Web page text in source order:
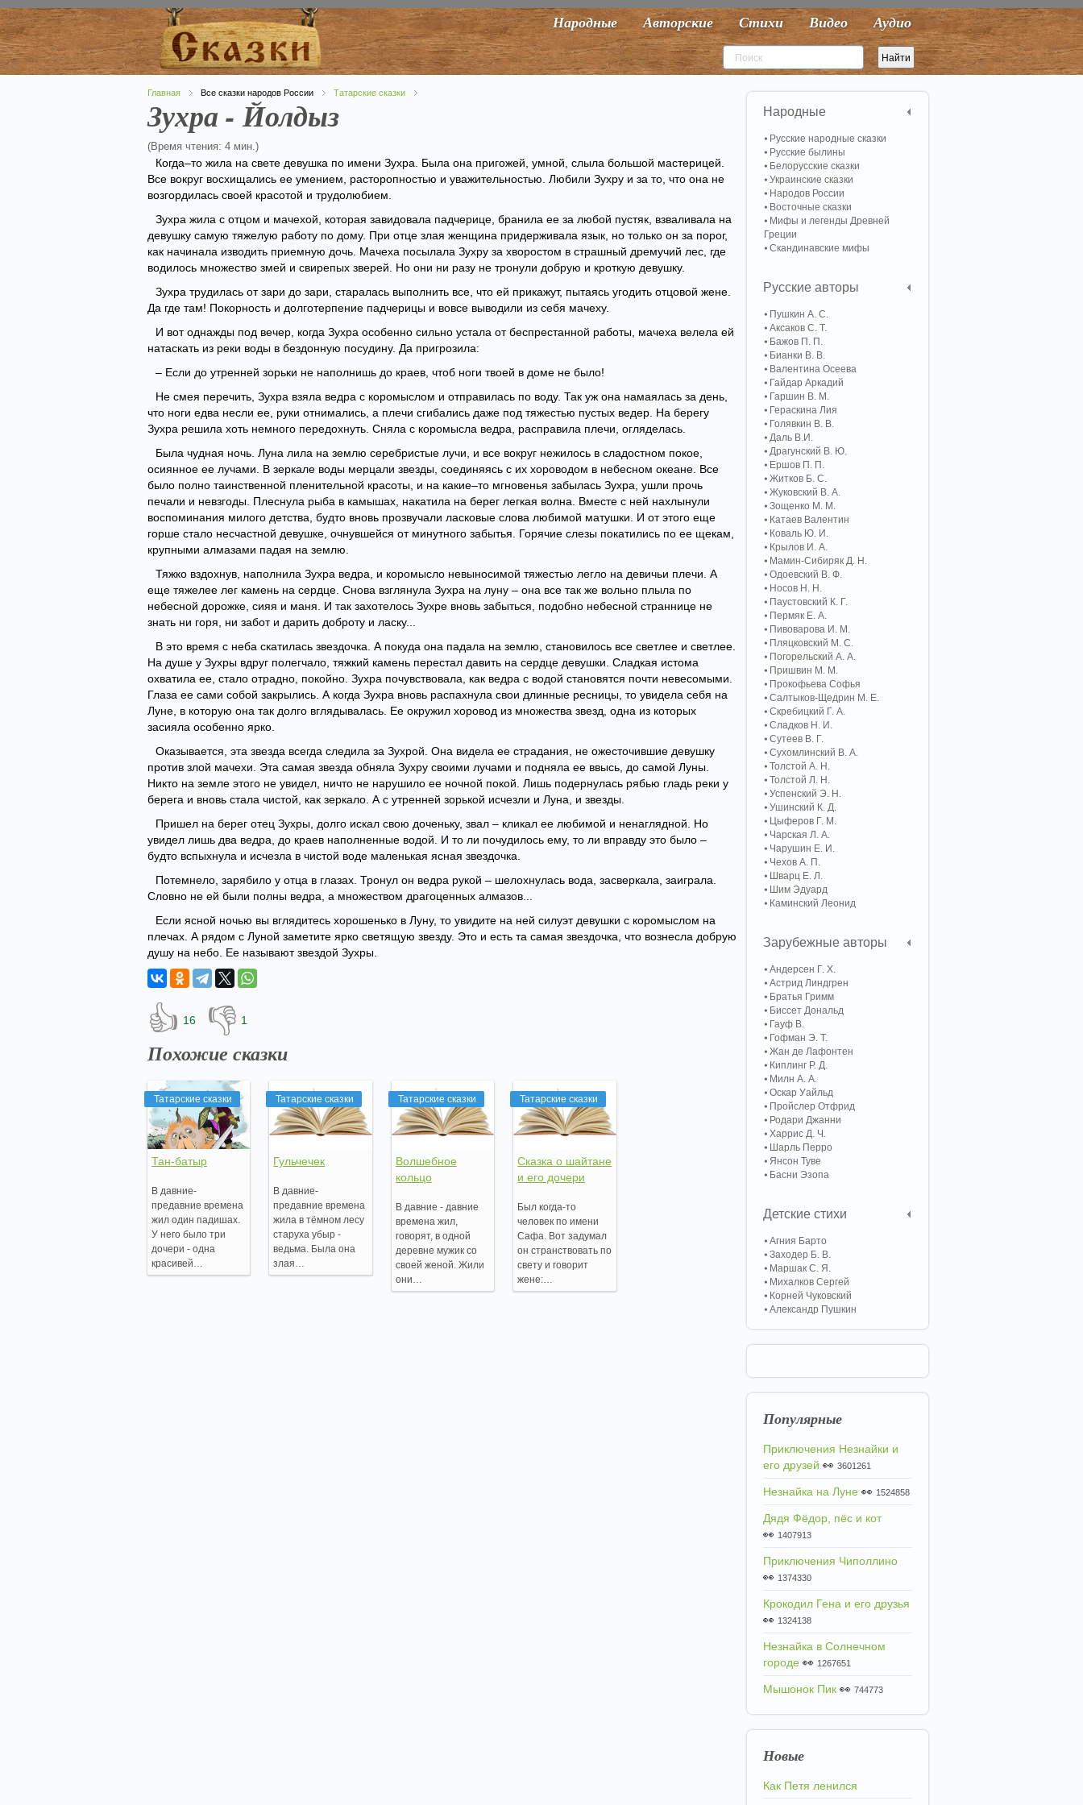
Народные Авторские Стихи Видео Аудио
Главная Все сказки народов России Татарские сказки
Зухра - Йолдыз
(Время чтения: 4 мин.)
Когда–то жила на свете девушка по имени Зухра. Была она пригожей, умной, слыла большой мастерицей.
Все вокруг восхищались ее умением, расторопностью и уважительностью. Любили Зухру и за то, что она не
возгордилась своей красотой и трудолюбием.
Зухра жила с отцом и мачехой, которая завидовала падчерице, бранила ее за любой пустяк, взваливала на
девушку самую тяжелую работу по дому. При отце злая женщина придерживала язык, но только он за порог,
как начинала изводить приемную дочь. Мачеха посылала Зухру за хворостом в страшный дремучий лес, где
водилось множество змей и свирепых зверей. Но они ни разу не тронули добрую и кроткую девушку.
Зухра трудилась от зари до зари, старалась выполнить все, что ей прикажут, пытаясь угодить отцовой жене.
Да где там! Покорность и долготерпение падчерицы и вовсе выводили из себя мачеху.
И вот однажды под вечер, когда Зухра особенно сильно устала от беспрестанной работы, мачеха велела ей
натаскать из реки воды в бездонную посудину. Да пригрозила:
– Если до утренней зорьки не наполнишь до краев, чтоб ноги твоей в доме не было!
Не смея перечить, Зухра взяла ведра с коромыслом и отправилась по воду. Так уж она намаялась за день,
что ноги едва несли ее, руки отнимались, а плечи сгибались даже под тяжестью пустых ведер. На берегу
Зухра решила хоть немного передохнуть. Сняла с коромысла ведра, расправила плечи, огляделась.
Была чудная ночь. Луна лила на землю серебристые лучи, и все вокруг нежилось в сладостном покое,
осиянное ее лучами. В зеркале воды мерцали звезды, соединяясь с их хороводом в небесном океане. Все
было полно таинственной пленительной красоты, и на какие–то мгновенья забылась Зухра, ушли прочь
печали и невзгоды. Плеснула рыба в камышах, накатила на берег легкая волна. Вместе с ней нахлынули
воспоминания милого детства, будто вновь прозвучали ласковые слова любимой матушки. И от этого еще
горше стало несчастной девушке, очнувшейся от минутного забытья. Горячие слезы покатились по ее щекам,
крупными алмазами падая на землю.
Тяжко вздохнув, наполнила Зухра ведра, и коромысло невыносимой тяжестью легло на девичьи плечи. А
еще тяжелее лег камень на сердце. Снова взглянула Зухра на луну – она все так же вольно плыла по
небесной дорожке, сияя и маня. И так захотелось Зухре вновь забыться, подобно небесной страннице не
знать ни горя, ни забот и дарить доброту и ласку...
В это время с неба скатилась звездочка. А покуда она падала на землю, становилось все светлее и светлее.
На душе у Зухры вдруг полегчало, тяжкий камень перестал давить на сердце девушки. Сладкая истома
охватила ее, стало отрадно, покойно. Зухра почувствовала, как ведра с водой становятся почти невесомыми.
Глаза ее сами собой закрылись. А когда Зухра вновь распахнула свои длинные ресницы, то увидела себя на
Луне, в которую она так долго вглядывалась. Ее окружил хоровод из множества звезд, одна из которых
засияла особенно ярко.
Оказывается, эта звезда всегда следила за Зухрой. Она видела ее страдания, не ожесточившие девушку
против злой мачехи. Эта самая звезда обняла Зухру своими лучами и подняла ее ввысь, до самой Луны.
Никто на земле этого не увидел, ничто не нарушило ее ночной покой. Лишь подернулась рябью гладь реки у
берега и вновь стала чистой, как зеркало. А с утренней зорькой исчезли и Луна, и звезды.
Пришел на берег отец Зухры, долго искал свою доченьку, звал – кликал ее любимой и ненаглядной. Но
увидел лишь два ведра, до краев наполненные водой. И то ли почудилось ему, то ли вправду это было –
будто вспыхнула и исчезла в чистой воде маленькая ясная звездочка.
Потемнело, зарябило у отца в глазах. Тронул он ведра рукой – шелохнулась вода, засверкала, заиграла.
Словно не ей были полны ведра, а множеством драгоценных алмазов...
Если ясной ночью вы вглядитесь хорошенько в Луну, то увидите на ней силуэт девушки с коромыслом на
плечах. А рядом с Луной заметите ярко светящую звезду. Это и есть та самая звездочка, что вознесла добрую
душу на небо. Ее называют звездой Зухры.
👍 16 👎 1
Похожие сказки
Татарские сказки
Тан-батыр
В давние-
предавние времена
жил один падишах.
У него было три
дочери - одна
красивей…
Татарские сказки
Гульчечек
В давние-
предавние времена
жила в тёмном лесу
старуха убыр -
ведьма. Была она
злая…
Татарские сказки
Волшебное
кольцо
В давние - давние
времена жил,
говорят, в одной
деревне мужик со
своей женой. Жили
они…
Татарские сказки
Cказка о шайтане
и его дочери
Был когда-то
человек по имени
Сафа. Вот задумал
он странствовать по
свету и говорит
жене:…
Народные
Русские народные сказки
Русские былины
Белорусские сказки
Украинские сказки
Народов России
Восточные сказки
Мифы и легенды Древней
Греции
Скандинавские мифы
Русские авторы
Пушкин А. С.
Аксаков С. Т.
Бажов П. П.
Бианки В. В.
Валентина Осеева
Гайдар Аркадий
Гаршин В. М.
Гераскина Лия
Голявкин В. В.
Даль В.И.
Драгунский В. Ю.
Ершов П. П.
Житков Б. С.
Жуковский В. А.
Зощенко М. М.
Катаев Валентин
Коваль Ю. И.
Крылов И. А.
Мамин-Сибиряк Д. Н.
Одоевский В. Ф.
Носов Н. Н.
Паустовский К. Г.
Пермяк Е. А.
Пивоварова И. М.
Пляцковский М. С.
Погорельский А. A.
Пришвин М. М.
Прокофьева Софья
Салтыков-Щедрин М. Е.
Скребицкий Г. А.
Сладков Н. И.
Сутеев В. Г.
Сухомлинский В. А.
Толстой А. Н.
Толстой Л. Н.
Успенский Э. Н.
Ушинский К. Д.
Цыферов Г. М.
Чарская Л. А.
Чарушин Е. И.
Чехов А. П.
Шварц Е. Л.
Шим Эдуард
Каминский Леонид
Зарубежные авторы
Андерсен Г. Х.
Астрид Линдгрен
Братья Гримм
Биссет Дональд
Гауф В.
Гофман Э. Т.
Жан де Лафонтен
Киплинг Р. Д.
Милн А. А.
Оскар Уайльд
Пройслер Отфрид
Родари Джанни
Харрис Д. Ч.
Шарль Перро
Янсон Туве
Басни Эзопа
Детские стихи
Агния Барто
Заходер Б. В.
Маршак С. Я.
Михалков Сергей
Корней Чуковский
Александр Пушкин
Популярные
Приключения Незнайки и
его друзей 👀 3601261
Незнайка на Луне 👀 1524858
Дядя Фёдор, пёс и кот
👀 1407913
Приключения Чиполлино
👀 1374330
Крокодил Гена и его друзья
👀 1324138
Незнайка в Солнечном
городе 👀 1267651
Мышонок Пик 👀 744773
Новые
Как Петя ленился